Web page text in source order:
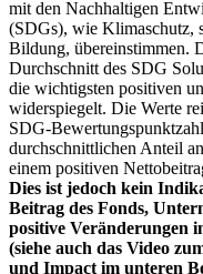
mit den Nachhaltigen
(SDGs), wie Klimaschutz,
Bildung, übereinstimmen.
Durchschnitt des SDG
die wichtigsten positiven
widerspiegelt. Die Werte
SDG-
durchschnittlichen Anteil
einem positiven
Dies ist jedoch kein
Beitrag des Fonds,
positive Veränderungen
(siehe auch das Video
und Impact im unteren